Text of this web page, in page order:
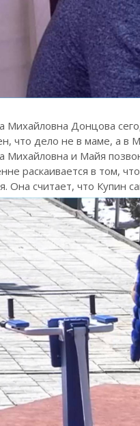
Михайловна Донцова
что дело не в маме, а в
Михайловна и Майя
раскаивается в том,
Она считает, что Купин